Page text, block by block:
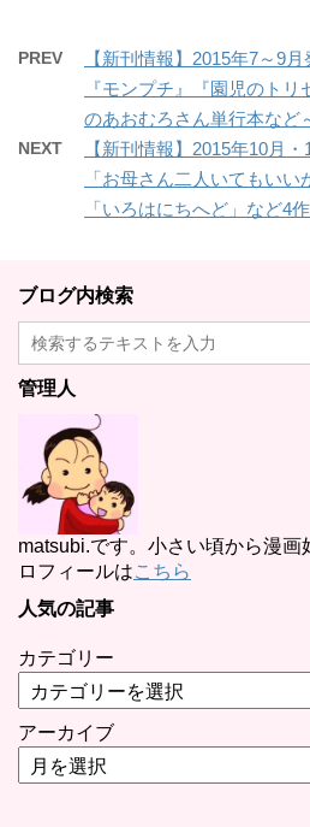
PREV
【新刊情報】2015年7～9
『モンプチ』『園児のト
のあおむろさん単行本など
NEXT
【新刊情報】2015年10月
「お母さん二人いてもいい
「いろはにちへど」など4
ブログ内検索
管理人
matsubi.です。小さい頃から漫
ロフィールはこちら
人気の記事
カテゴリー
アーカイブ